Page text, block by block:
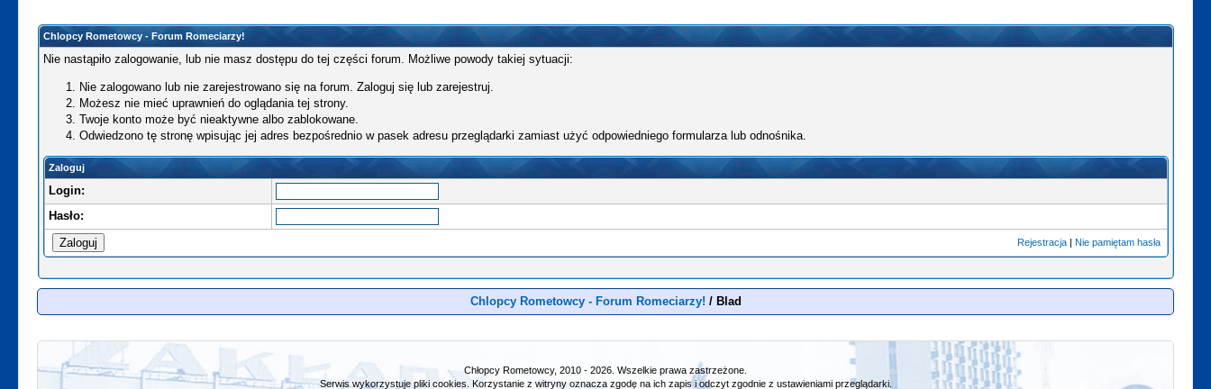
Chlopcy Rometowcy - Forum Romeciarzy!
Nie nastąpiło zalogowanie, lub nie masz dostępu do tej części forum. Możliwe powody takiej sytuacji:
Nie zalogowano lub nie zarejestrowano się na forum. Zaloguj się lub zarejestruj.
Możesz nie mieć uprawnień do oglądania tej strony.
Twoje konto może być nieaktywne albo zablokowane.
Odwiedzono tę stronę wpisując jej adres bezpośrednio w pasek adresu przeglądarki zamiast użyć odpowiedniego formularza lub odnośnika.
Zaloguj
Login:
Hasło:
Rejestracja| Nie pamiętam hasła
Chlopcy Rometowcy - Forum Romeciarzy! / Blad
Chłopcy Rometowcy, 2010 - 2026. Wszelkie prawa zastrzeżone.
Serwis wykorzystuje pliki cookies. Korzystanie z witryny oznacza zgodę na ich zapis i odczyt zgodnie z ustawieniami przeglądarki.